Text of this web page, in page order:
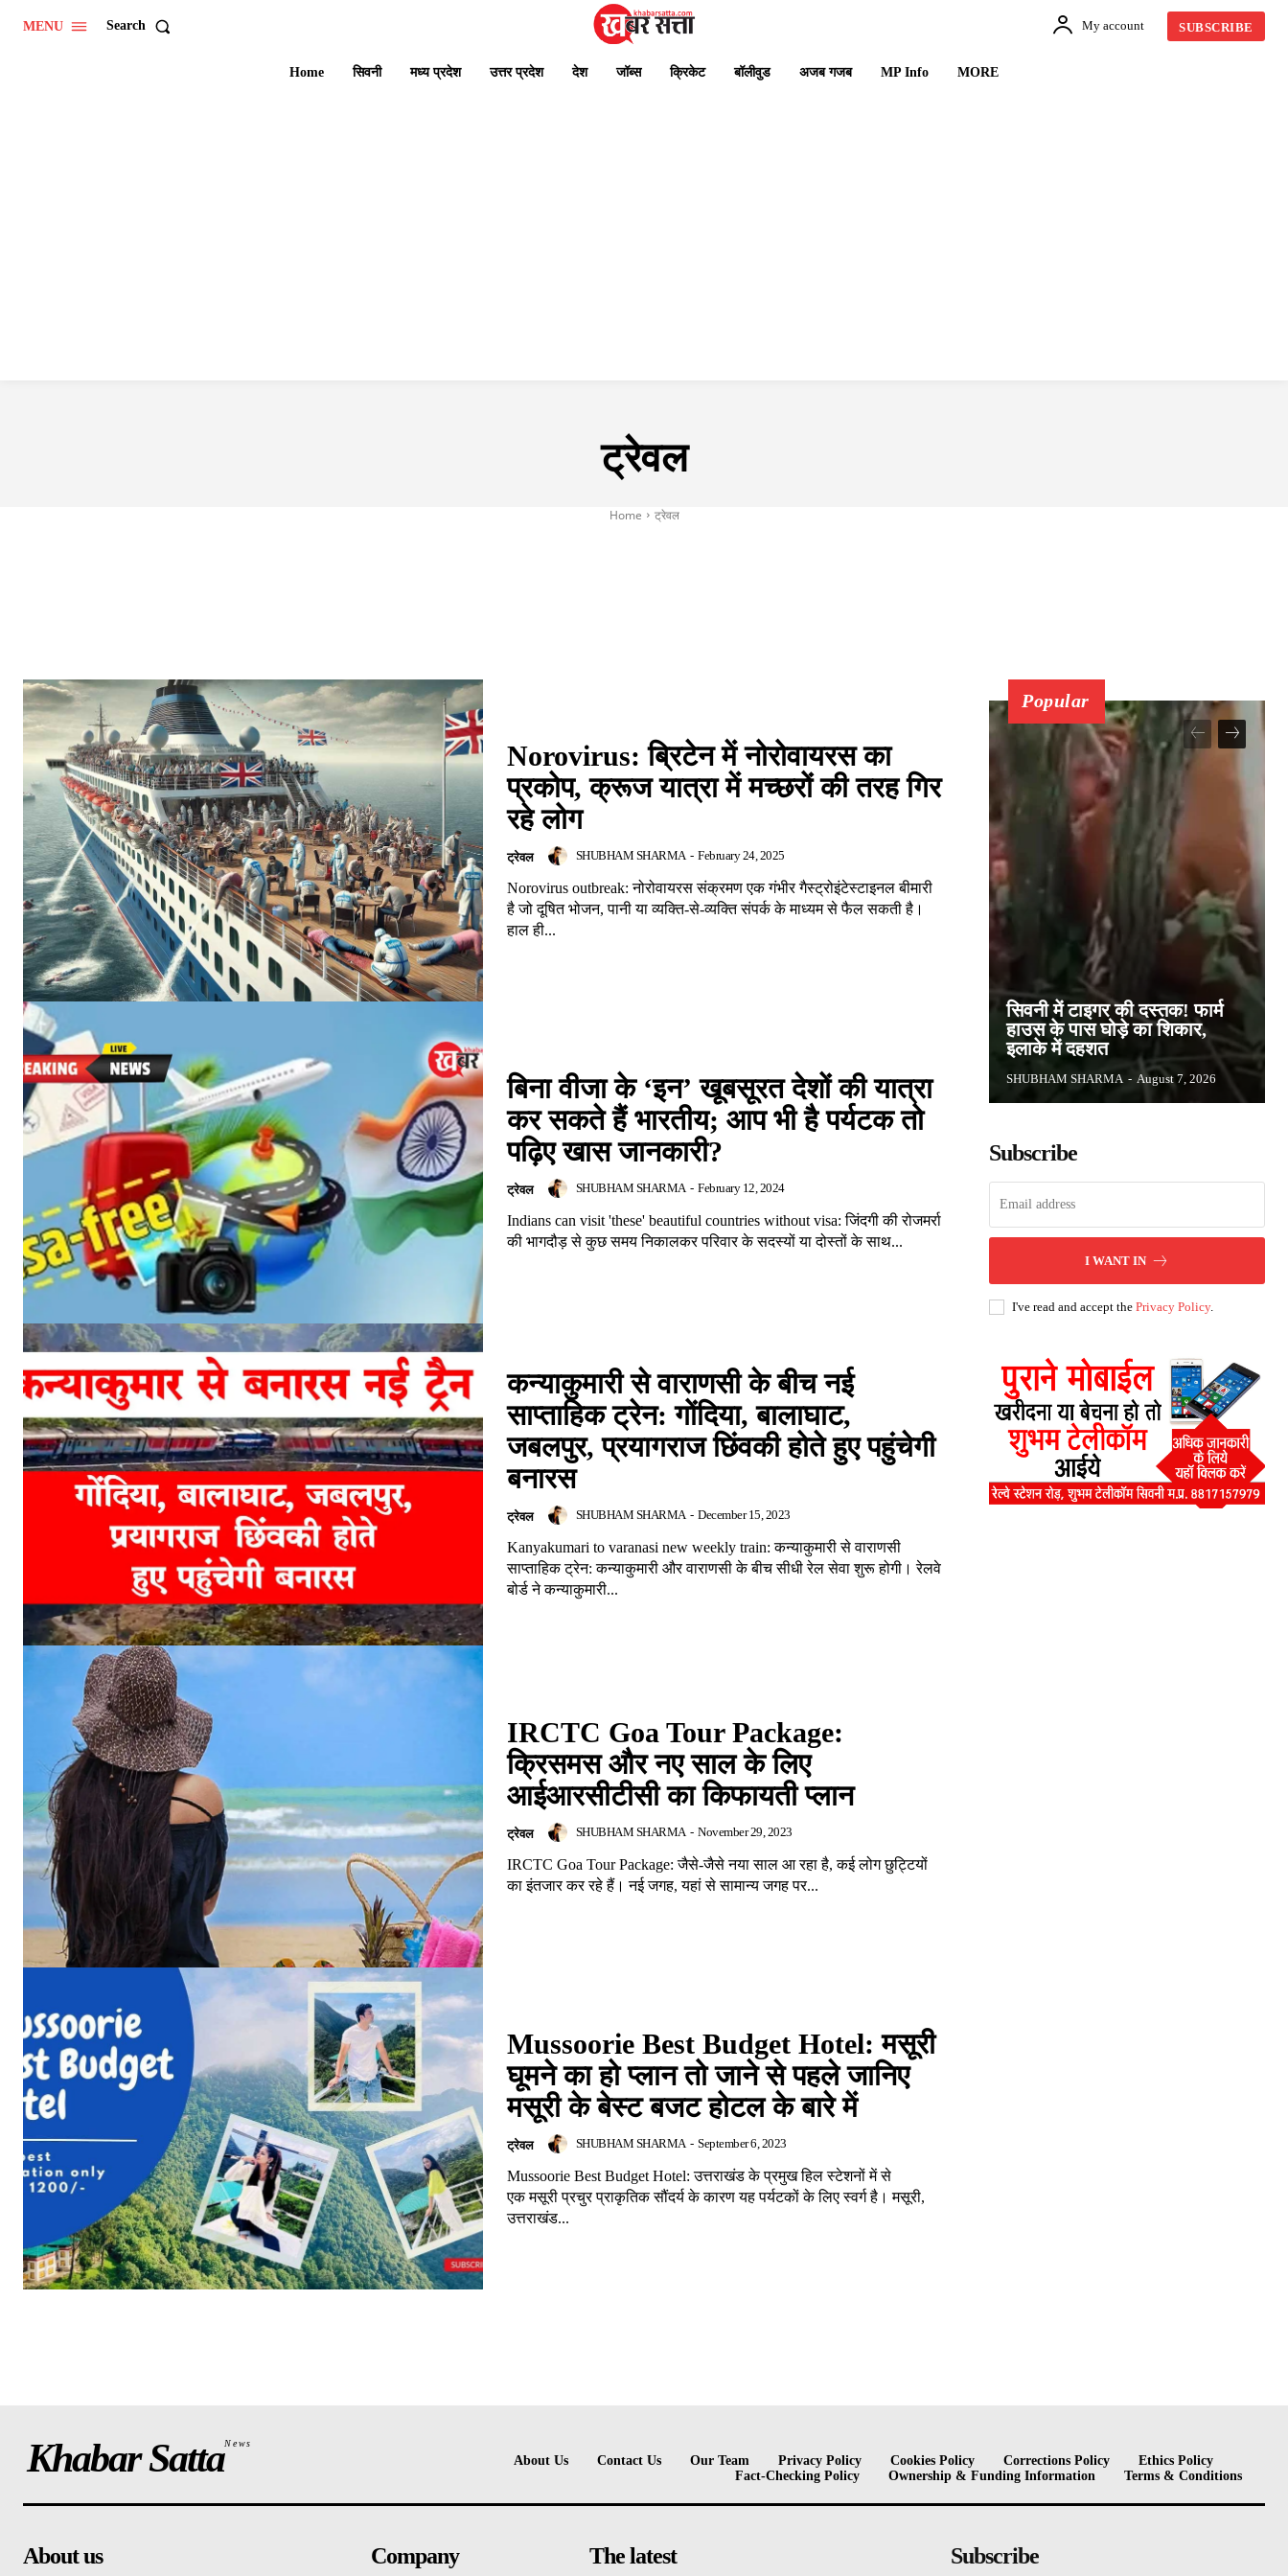
MENU Search My account SUBSCRIBE
Home सिवनी मध्य प्रदेश उत्तर प्रदेश देश जॉब्स क्रिकेट बॉलीवुड अजब गजब MP Info MORE
ट्रेवल
Home ट्रेवल
Norovirus: ब्रिटेन में नोरोवायरस का
प्रकोप, क्रूज यात्रा में मच्छरों की तरह गिर
रहे लोग
ट्रेवल SHUBHAM SHARMA - February 24, 2025
Norovirus outbreak: नोरोवायरस संक्रमण एक गंभीर गैस्ट्रोइंटेस्टाइनल बीमारी
है जो दूषित भोजन, पानी या व्यक्ति-से-व्यक्ति संपर्क के माध्यम से फैल सकती है।
हाल ही...
बिना वीजा के ‘इन’ खूबसूरत देशों की यात्रा
कर सकते हैं भारतीय; आप भी है पर्यटक तो
पढ़िए खास जानकारी?
ट्रेवल SHUBHAM SHARMA - February 12, 2024
Indians can visit 'these' beautiful countries without visa: जिंदगी की रोजमर्रा
की भागदौड़ से कुछ समय निकालकर परिवार के सदस्यों या दोस्तों के साथ...
कन्याकुमारी से वाराणसी के बीच नई
साप्ताहिक ट्रेन: गोंदिया, बालाघाट,
जबलपुर, प्रयागराज छिंवकी होते हुए पहुंचेगी
बनारस
ट्रेवल SHUBHAM SHARMA - December 15, 2023
Kanyakumari to varanasi new weekly train: कन्याकुमारी से वाराणसी
साप्ताहिक ट्रेन: कन्याकुमारी और वाराणसी के बीच सीधी रेल सेवा शुरू होगी। रेलवे
बोर्ड ने कन्याकुमारी...
IRCTC Goa Tour Package:
क्रिसमस और नए साल के लिए
आईआरसीटीसी का किफायती प्लान
ट्रेवल SHUBHAM SHARMA - November 29, 2023
IRCTC Goa Tour Package: जैसे-जैसे नया साल आ रहा है, कई लोग छुट्टियों
का इंतजार कर रहे हैं। नई जगह, यहां से सामान्य जगह पर...
Mussoorie Best Budget Hotel: मसूरी
घूमने का हो प्लान तो जाने से पहले जानिए
मसूरी के बेस्ट बजट होटल के बारे में
ट्रेवल SHUBHAM SHARMA - September 6, 2023
Mussoorie Best Budget Hotel: उत्तराखंड के प्रमुख हिल स्टेशनों में से
एक मसूरी प्रचुर प्राकृतिक सौंदर्य के कारण यह पर्यटकों के लिए स्वर्ग है। मसूरी,
उत्तराखंड...
Popular
सिवनी में टाइगर की दस्तक! फार्म
हाउस के पास घोड़े का शिकार,
इलाके में दहशत
SHUBHAM SHARMA - August 7, 2026
Subscribe
I WANT IN
I've read and accept the Privacy Policy.
Khabar SattaNews
About Us Contact Us Our Team Privacy Policy Cookies Policy Corrections Policy
Ethics Policy
Fact-Checking Policy
Ownership & Funding Information Terms & Conditions
About us Company The latest Subscribe